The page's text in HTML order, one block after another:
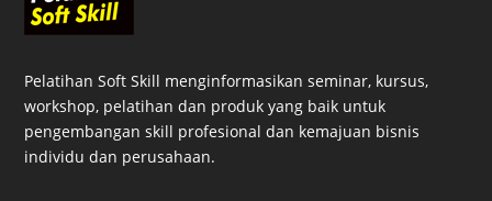
Pelatihan Soft Skill menginformasikan seminar, kursus,
workshop, pelatihan dan produk yang baik untuk
pengembangan skill profesional dan kemajuan bisnis
individu dan perusahaan.